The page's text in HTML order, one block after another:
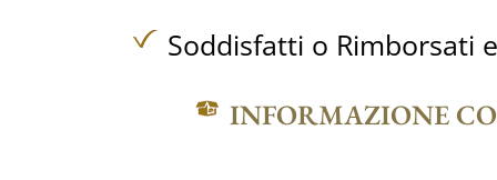
Soddisfatti o Rimborsati
INFORMAZIONE